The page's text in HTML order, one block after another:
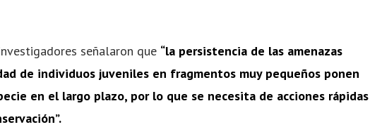
señalaron que “la persistencia de las amenazas
de individuos juveniles en fragmentos muy pequeños ponen
en el largo plazo, por lo que se necesita de acciones rápidas